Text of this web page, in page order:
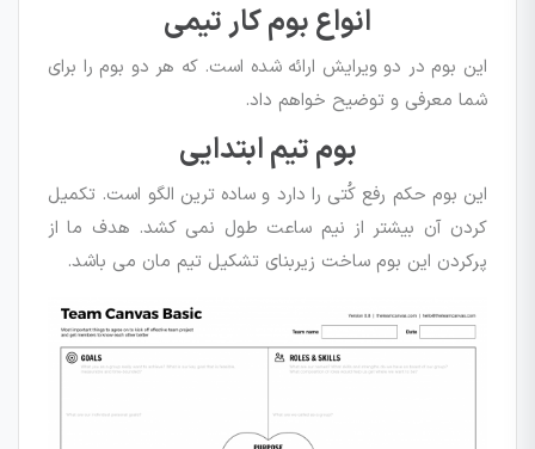
انواع بوم کار تیمی
این بوم در دو ویرایش ارائه شده است. که هر دو بوم را برای
شما معرفی و توضیح خواهم داد.
بوم تیم ابتدایی
این بوم حکم رفع کُتی را دارد و ساده ترین الگو است. تکمیل
کردن آن بیشتر از نیم ساعت طول نمی کشد. هدف ما از
پرکردن این بوم ساخت زیربنای تشکیل تیم مان می باشد.